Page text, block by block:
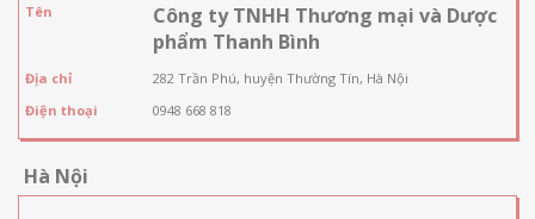
Tên
Công ty TNHH Thương mại và Dược
phẩm Thanh Bình
Địa chỉ
282 Trần Phú, huyện Thường Tín, Hà Nội
Điện thoại
0948 668 818
Hà Nội